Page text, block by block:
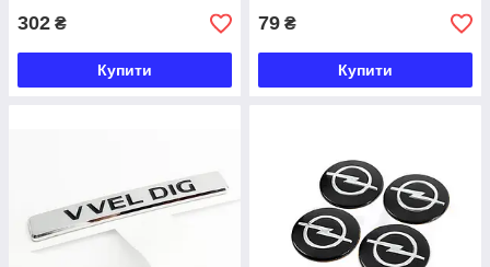
302 ₴
Купити
79 ₴
Купити